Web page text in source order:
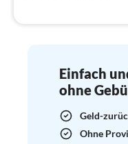
Einfach
ohne
Geld-
Ohne